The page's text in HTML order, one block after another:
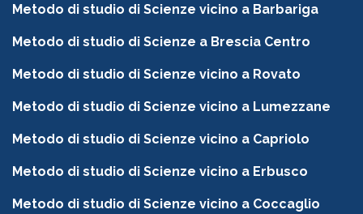
Metodo di studio di Scienze vicino a Barbariga
Metodo di studio di Scienze a Brescia Centro
Metodo di studio di Scienze vicino a Rovato
Metodo di studio di Scienze vicino a Lumezzane
Metodo di studio di Scienze vicino a Capriolo
Metodo di studio di Scienze vicino a Erbusco
Metodo di studio di Scienze vicino a Coccaglio